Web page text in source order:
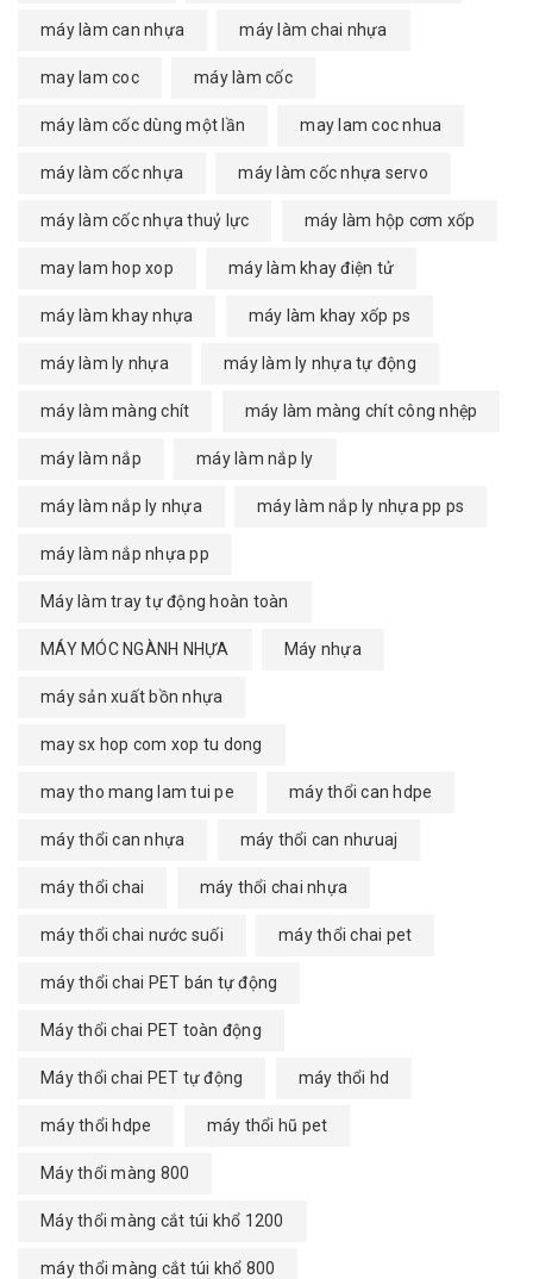
máy làm can nhựa máy làm chai nhựa
may lam coc máy làm cốc
máy làm cốc dùng một lần may lam coc nhua
máy làm cốc nhựa máy làm cốc nhựa servo
máy làm cốc nhựa thuỷ lực máy làm hộp cơm xốp
may lam hop xop máy làm khay điện tử
máy làm khay nhựa máy làm khay xốp ps
máy làm ly nhựa máy làm ly nhựa tự động
máy làm màng chít máy làm màng chít công nhệp
máy làm nắp máy làm nắp ly
máy làm nắp ly nhựa máy làm nắp ly nhựa pp ps
máy làm nắp nhựa pp
Máy làm tray tự động hoàn toàn
MÁY MÓC NGÀNH NHỰA Máy nhựa
máy sản xuất bồn nhựa
may sx hop com xop tu dong
may tho mang lam tui pe máy thổi can hdpe
máy thổi can nhựa máy thổi can nhưuaj
máy thổi chai máy thổi chai nhựa
máy thổi chai nước suối máy thổi chai pet
máy thổi chai PET bán tự động
Máy thổi chai PET toàn động
Máy thổi chai PET tự động máy thổi hd
máy thổi hdpe máy thổi hũ pet
Máy thổi màng 800
Máy thổi màng cắt túi khổ 1200
máy thổi màng cắt túi khổ 800